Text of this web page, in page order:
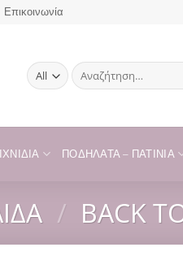
Επικοινωνία
Αναζήτηση
για:
ΠΟΔΉΛΑΤΑ – ΠΑΤΊΝΙΑ
/ BACK